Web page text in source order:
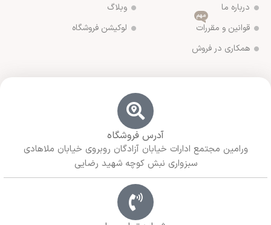
درباره ما
قوانین و مقررات
مهم
همکاری در فروش
وبلاگ
لوکیشن فروشگاه
آدرس فروشگاه
ورامین مجتمع ادارات خیابان آزادگان روبروی خیابان ملاهادی
سبزواری نبش کوچه شهید رضایی